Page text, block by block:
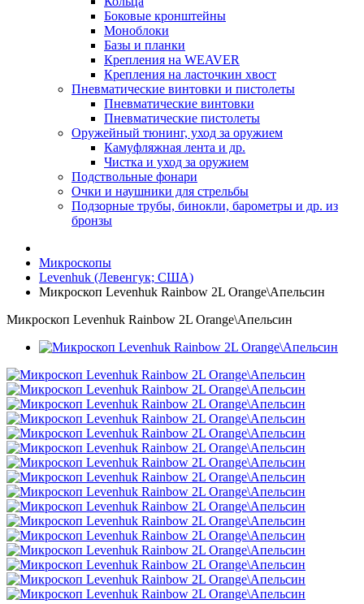
Боковые кронштейны
Моноблоки
Базы и планки
Крепления на WEAVER
Крепления на ласточкин хвост
Пневматические винтовки и пистолеты
Пневматические винтовки
Пневматические пистолеты
Оружейный тюнинг, уход за оружием
Камуфляжная лента и др.
Чистка и уход за оружием
Подствольные фонари
Очки и наушники для стрельбы
Подзорные трубы, бинокли, барометры и др. из
бронзы
Микроскопы
Levenhuk (Левенгук; США)
Микроскоп Levenhuk Rainbow 2L Orange\Апельсин
Микроскоп Levenhuk Rainbow 2L Orange\Апельсин